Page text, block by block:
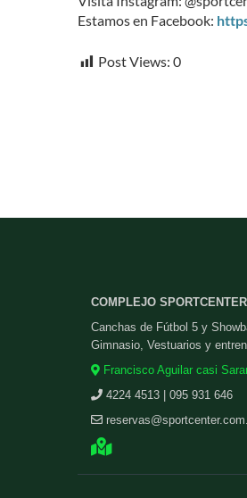
Estamos en Facebook:
Post Views: 0
COMPLEJO SPORTCENTER
Canchas de Fútbol 5 y
Gimnasio, Vestuarios y
Francisco Aguilar casi
4224 4513 | 095 931 646